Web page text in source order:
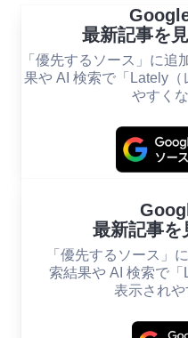
最新記事を
「優先するソース」に追
果や AI 検索で「Lately
やすく
最新記事を
「優先するソース」
索結果や AI 検索で
表示されや